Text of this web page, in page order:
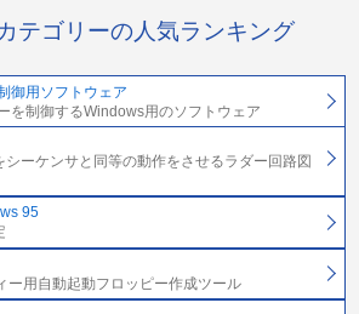
テゴリーの人気ランキング
御用ソフトウェア
を制御するWindows用のソフトウェア
シーケンサと同等の動作をさせるラダー回路図
95
ー用自動起動フロッピー作成ツール